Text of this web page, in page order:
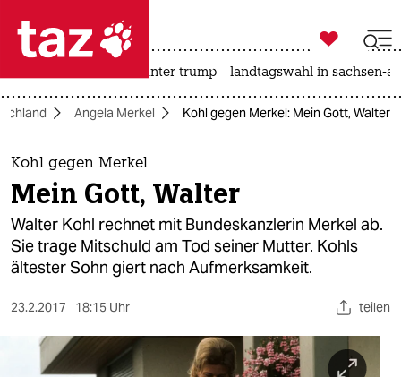
 taz zahl ich
taz zahl ich
themen
politik
öko
gesellschaft
sport

taz zahl ich
usa unter trump landtagswahl in sachsen-
Angela Merkel Kohl gegen Merkel: Mein Gott, Walter
Kohl gegen Merkel
Mein Gott, Walter
Walter Kohl rechnet mit Bundeskanzlerin Merkel ab.
Sie trage Mitschuld am Tod seiner Mutter. Kohls
ältester Sohn giert nach Aufmerksamkeit.
23.2.2017 18:15 Uhr teilen